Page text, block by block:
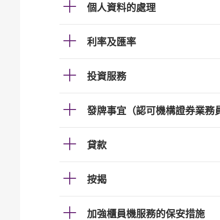
個人資料的處理
利率及匯率
投資服務
發牌事宜（認可機構證券業務
貸款
按揭
加強櫃員機服務的保安措施